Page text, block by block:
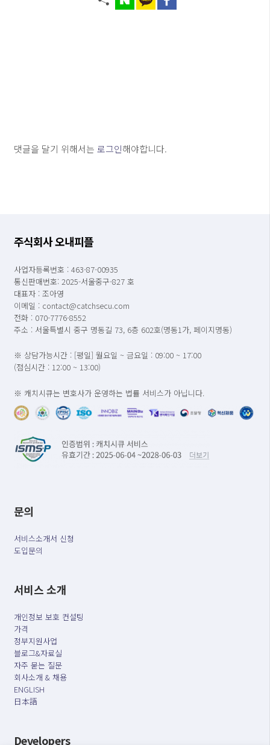
댓글을 달기 위해서는 로그인해야합니다.
주식회사 오내피플
사업자등록번호 : 463-87-00935
통신판매번호: 2025-서울중구-827 호
대표자 : 조아영
이메일 : contact@catchsecu.com
전화 : 070-7776-8552
주소 : 서울특별시 중구 명동길 73, 6층 602호(명동1가, 페이지명동)
※ 상담가능시간 : [평일] 월요일 ~ 금요일 : 09:00 ~ 17:00
(점심시간 : 12:00 ~ 13:00)
※ 캐치시큐는 변호사가 운영하는 법률 서비스가 아닙니다.
문의
서비스소개서 신청
도입문의
서비스 소개
개인정보 보호 컨설팅
가격
정부지원사업
블로그&자료실
자주 묻는 질문
회사소개 & 채용
ENGLISH
日本語
Developers